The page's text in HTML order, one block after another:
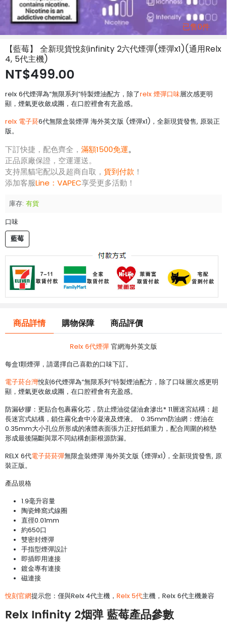
已售0件
【藍莓】 全新現貨悅刻infinity 2六代煙彈(煙彈x1)(通用Relx
4, 5代主機)
NT$499.00
relx 6代煙彈為“無限系列”特製煙油配方，除了relx 煙彈口味層次感更明
顯，煙氣更收斂成團，在口腔裡會有充盈感。
relx 電子菸6代無限盒裝煙彈 海外英文版 (煙彈x1)，全新現貨發售, 原裝正
版。
下訂快捷，配色齊全， 滿額1500免運。
正品原廠保證，空運運送。
支持黑貓宅配以及超商自取， 貨到付款 ！
添加客服Line： VAPEC享受更多活動！
庫存: 有貨
口味
藍莓
商品詳情 購物保障 商品評價
Relx 6代煙彈 官網海外英文版
每盒1顆煙彈，請選擇自己喜歡的口味下訂。
電子菸台灣悅刻6代煙彈為“無限系列”特製煙油配方，除了口味層次感更明
顯，煙氣更收斂成團，在口腔裡會有充盈感。
防漏矽膠：更貼合包裹霧化芯，防止煙油從儲油倉滲出* 11層迷宮結構：超
長迷宮式結構，鎖住霧化倉中冷凝液及煙液。 0.35mm防油網：煙油在
0.35mm大小孔位所形成的液體表面張力正好抵銷重力，配合周圍的棉墊
形成最後隔斷與眾不同結構創新根源防漏。
RELX 6代電子菸菸彈無限盒裝煙彈 海外英文版 (煙彈x1)，全新現貨發售, 原
裝正版。
產品規格
1.9毫升容量
陶瓷蜂窩式線圈
直徑0.01mm
約650口
雙密封煙彈
手指型煙彈設計
即插即用連接
鍍金專有連接
磁連接
悅刻官網提示您：僅與Relx 4代主機， Relx 5代主機，Relx 6代主機兼容
Relx Infinity 2烟弹 藍莓產品參數